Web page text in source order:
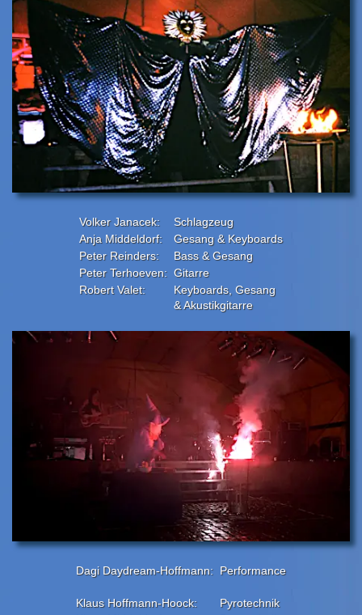
Volker Janacek:
Schlagzeug
Anja Middeldorf:
Gesang & Keyboards
Peter Reinders:
Bass & Gesang
Peter Terhoeven: Gitarre
Robert Valet:
Keyboards, Gesang
& Akustikgitarre
Dagi Daydream-Hoffmann: Performance
Klaus Hoffmann-Hoock:
Pyrotechnik